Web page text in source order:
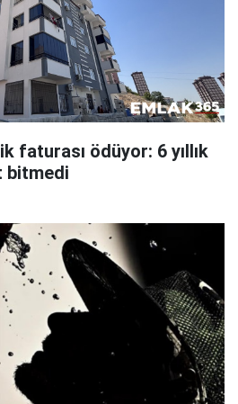
faturası ödüyor: 6 yıllık
bitmedi